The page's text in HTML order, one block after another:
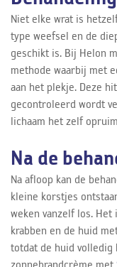
Niet elke wrat is
type weefsel en de
geschikt is. Bij Helon
methode waarbij met
aan het plekje. Deze
gecontroleerd wordt
lichaam het zelf
Na de
Na afloop kan de
kleine korstjes
weken vanzelf los.
krabben en de huid
totdat de huid